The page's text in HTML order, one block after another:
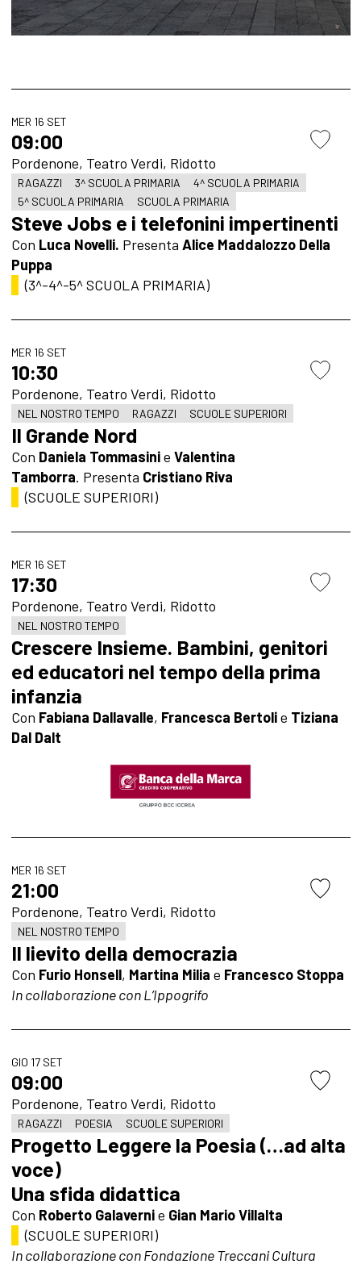
MER 16 SET
09:00
Pordenone, Teatro Verdi, Ridotto
RAGAZZI 3^ SCUOLA PRIMARIA
4^ SCUOLA PRIMARIA
5^ SCUOLA PRIMARIA
SCUOLA PRIMARIA
Steve Jobs e i telefonini impertinenti
Con Luca Novelli. Presenta Alice Maddalozzo Della
Puppa
(3^-4^-5^ SCUOLA PRIMARIA)
MER 16 SET
10:30
Pordenone, Teatro Verdi, Ridotto
NEL NOSTRO TEMPO RAGAZZI SCUOLE SUPERIORI
Il Grande Nord
Con Daniela Tommasinie Valentina
Tamborra. Presenta Cristiano Riva
(SCUOLE SUPERIORI)
MER 16 SET
17:30
Pordenone, Teatro Verdi, Ridotto
NEL NOSTRO TEMPO
Crescere Insieme. Bambini, genitori
ed educatori nel tempo della prima
infanzia
Con Fabiana Dallavalle, Francesca Bertolie Tiziana
Dal Dalt
MER 16 SET
21:00
Pordenone, Teatro Verdi, Ridotto
NEL NOSTRO TEMPO
Il lievito della democrazia
Con Furio Honsell, Martina Milia e Francesco Stoppa
In collaborazione con L’Ippogrifo
GIO 17 SET
09:00
Pordenone, Teatro Verdi, Ridotto
RAGAZZI POESIA SCUOLE SUPERIORI
Progetto Leggere la Poesia (…ad alta
voce)
Una sfida didattica
Con Roberto Galavernie Gian Mario Villalta
(SCUOLE SUPERIORI)
In collaborazione con Fondazione Treccani Cultura